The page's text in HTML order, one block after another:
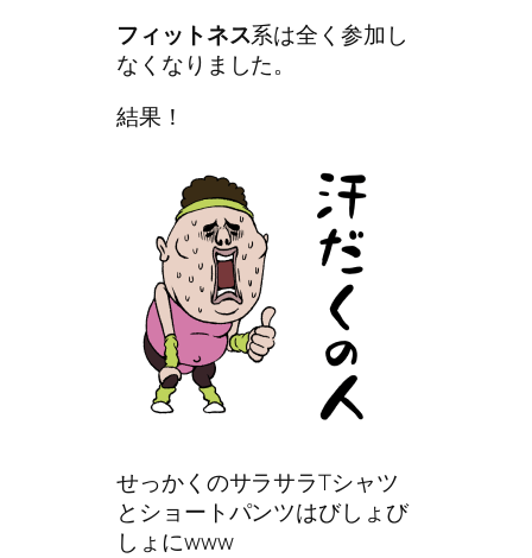
フィットネス系は全く参加し
なくなりました。
結果！
せっかくのサラサラTシャツ
とショートパンツはびしょび
しょにwww